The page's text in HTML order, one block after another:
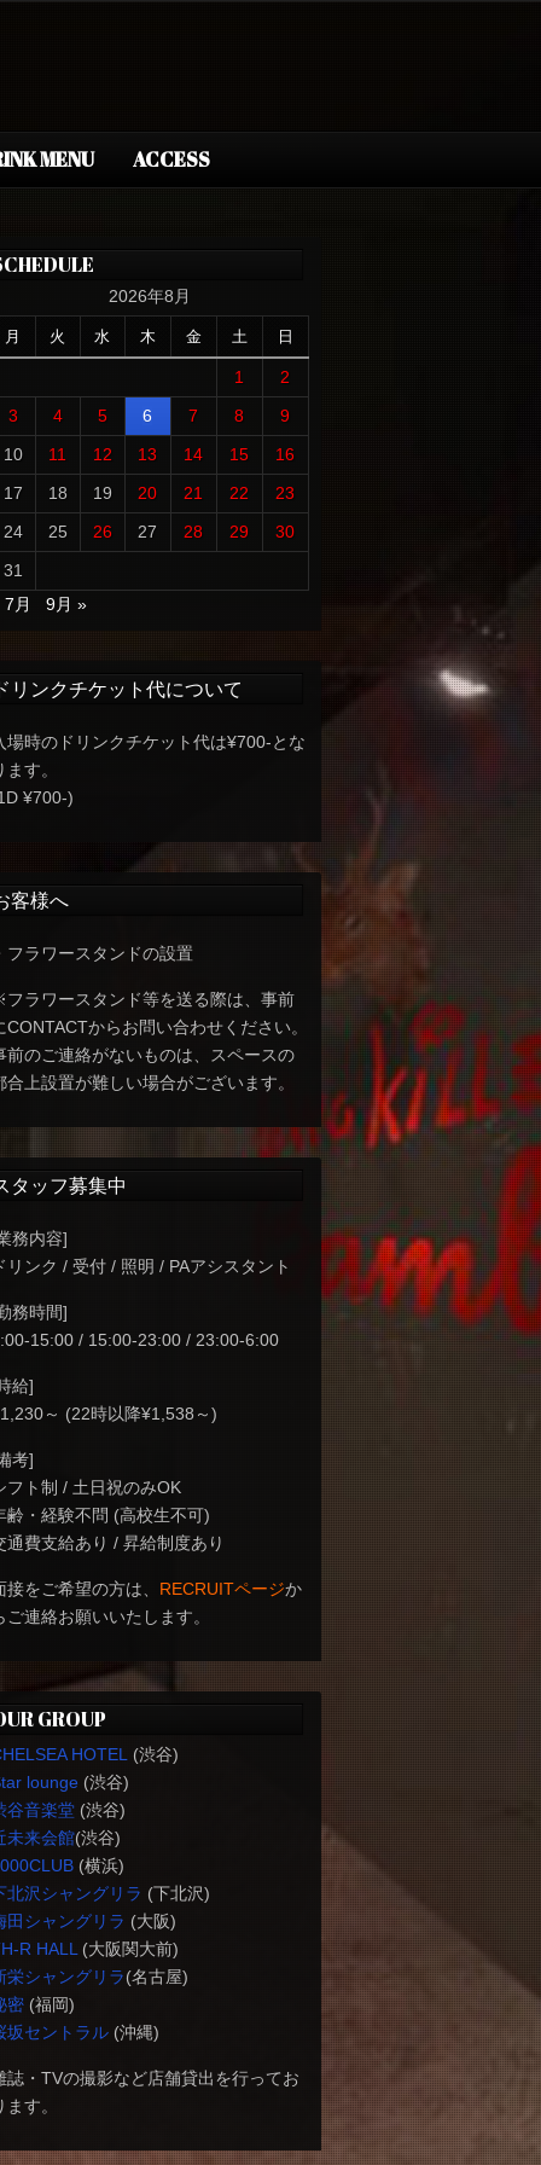
MENU ACCESS
2026年8月
月 火 水 木 金 土 日
1
2
3
4 5 6 7 8
9
10
11 12 13 14 15
16
17
18 19 20 21 22
23
24
25 26 27 28 29
30
31
7月
9月 »
リンクチケット代について
場時のドリンクチケット代は¥700-とな
ます。
¥700-)
客様へ
フラワースタンドの設置
ラワースタンド等を送る際は、事前
CONTACTからお問い合わせください。
前のご連絡がないものは、スペースの
合上設置が難しい場合がございます。
タッフ募集中
務内容]
リンク / 受付 / 照明 / PAアシスタント
務時間]
15:00 / 15:00-23:00 / 23:00-6:00
給]
～ (22時以降¥1,538～)
考]
フト制 / 土日祝のみOK
齢・経験不問 (高校生不可)
通費支給あり / 昇給制度あり
接をご希望の方は、 RECRUITページか
ご連絡お願いいたします。
GROUP
HOTEL
(渋谷)
lounge(渋谷)
谷音楽堂(渋谷)
未来会館(渋谷)
(横浜)
北沢シャングリラ (下北沢)
田シャングリラ (大阪)
R HALL (大阪関大前)
栄シャングリラ(名古屋)
密(福岡)
坂セントラル(沖縄)
誌・TVの撮影など店舗貸出を行ってお
ます。